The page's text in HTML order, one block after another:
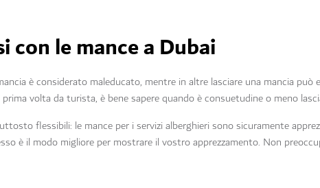
con le mance a Dubai
è considerato maleducato, mentre in altre lasciare una mancia può
volta da turista, è bene sapere quando è consuetudine o meno
flessibili: le mance per i servizi alberghieri sono sicuramente
è il modo migliore per mostrare il vostro apprezzamento. Non